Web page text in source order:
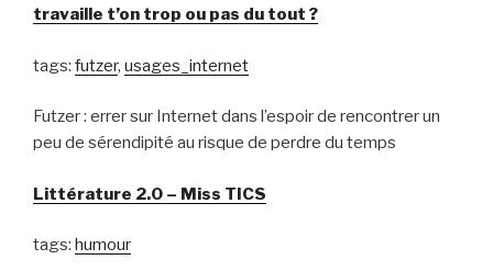
travaille t’on trop ou pas du tout ?
tags: futzer, usages_internet
Futzer : errer sur Internet dans l’espoir de rencontrer un
peu de sérendipité au risque de perdre du temps
Littérature 2.0 – Miss TICS
tags: humour